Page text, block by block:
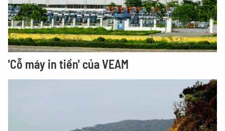
'Cỗ máy in tiền' của VEAM